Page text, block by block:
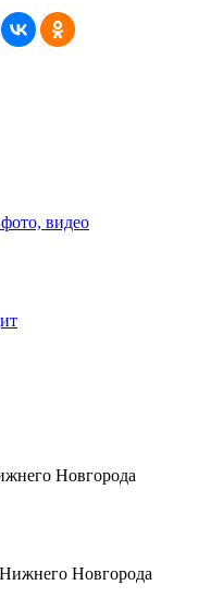
видео
Новгорода
Новгорода